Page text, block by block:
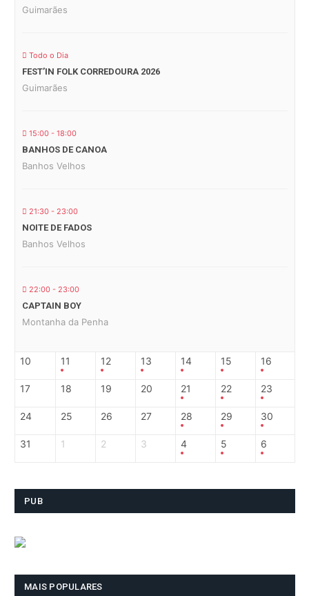
Guimarães
Todo o Dia
FEST’IN FOLK CORREDOURA 2026
Guimarães
15:00 - 18:00
BANHOS DE CANOA
Banhos Velhos
21:30 - 23:00
NOITE DE FADOS
Banhos Velhos
22:00 - 23:00
CAPTAIN BOY
Montanha da Penha
10 11 12 13 14 15 16
17 18 19 20 21 22 23
24 25 26 27 28 29 30
31 1 2 3 4 5 6
PUB
MAIS POPULARES